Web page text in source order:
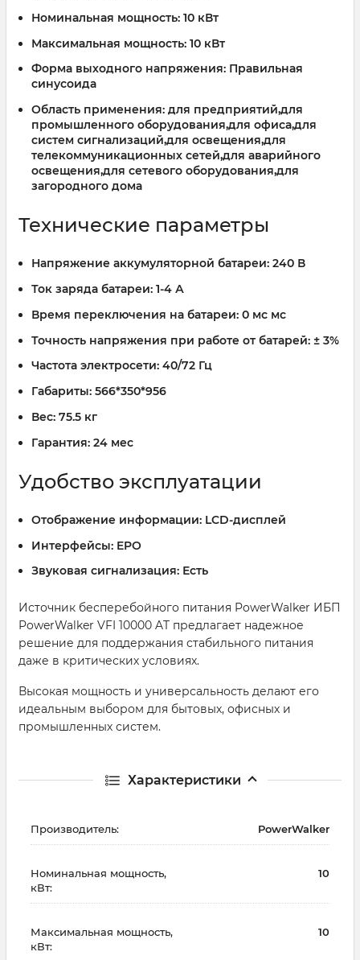
Номинальная мощность: 10 кВт
Максимальная мощность: 10 кВт
Форма выходного напряжения: Правильная
синусоида
Область применения: для предприятий,для
промышленного оборудования,для офиса,для
систем сигнализаций,для освещения,для
телекоммуникационных сетей,для аварийного
освещения,для сетевого оборудования,для
загородного дома
Технические параметры
Напряжение аккумуляторной батареи: 240 В
Ток заряда батареи: 1-4 А
Время переключения на батареи: 0 мс мс
Точность напряжения при работе от батарей: ± 3%
Частота электросети: 40/72 Гц
Габариты: 566*350*956
Вес: 75.5 кг
Гарантия: 24 мес
Удобство эксплуатации
Отображение информации: LCD-дисплей
Интерфейсы: EPO
Звуковая сигнализация: Есть
Источник бесперебойного питания PowerWalker ИБП
PowerWalker VFI 10000 AT предлагает надежное
решение для поддержания стабильного питания
даже в критических условиях.
Высокая мощность и универсальность делают его
идеальным выбором для бытовых, офисных и
промышленных систем.
Характеристики
Производитель: PowerWalker
Номинальная мощность,
кВт:
10
Максимальная мощность,
кВт:
10